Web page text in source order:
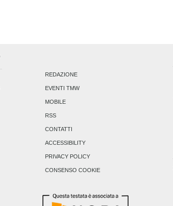
REDAZIONE
EVENTI TMW
MOBILE
RSS
CONTATTI
ACCESSIBILITY
PRIVACY POLICY
CONSENSO COOKIE